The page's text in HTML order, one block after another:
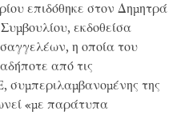
επιδόθηκε στον Δημητρά
εκδοθείσα
η οποία του
από τις
συμπεριλαμβανομένης της
«με παράτυπα